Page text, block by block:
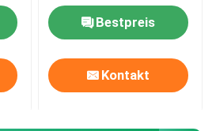
Bestpreis
Kontakt